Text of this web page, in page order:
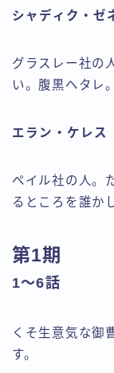
シャディク・ゼ
グラスレー社の
い。腹黒ヘタレ。
エラン・ケレス
ペイル社の人。
るところを誰か
第1期
1～6話
くそ生意気な御
す。